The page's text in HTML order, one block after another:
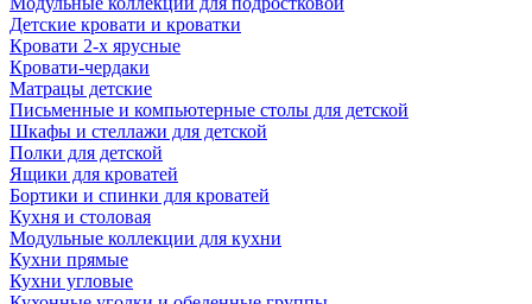
Детские кровати и кроватки
Кровати 2-х ярусные
Кровати-чердаки
Матрацы детские
Письменные и компьютерные столы для детской
Шкафы и стеллажи для детской
Полки для детской
Ящики для кроватей
Бортики и спинки для кроватей
Кухня и столовая
Модульные коллекции для кухни
Кухни прямые
Кухни угловые